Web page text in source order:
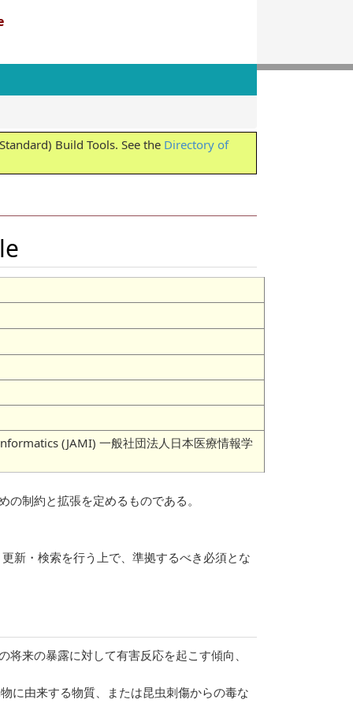
Build Tools. See the Directory of
(JAMI) 一般社団法人日本医療情報学
制約と拡張を定めるものである。
新・検索を行う上で、準拠するべき必須とな
来の暴露に対して有害反応を起こす傾向、
に由来する物質、または昆虫刺傷からの毒な